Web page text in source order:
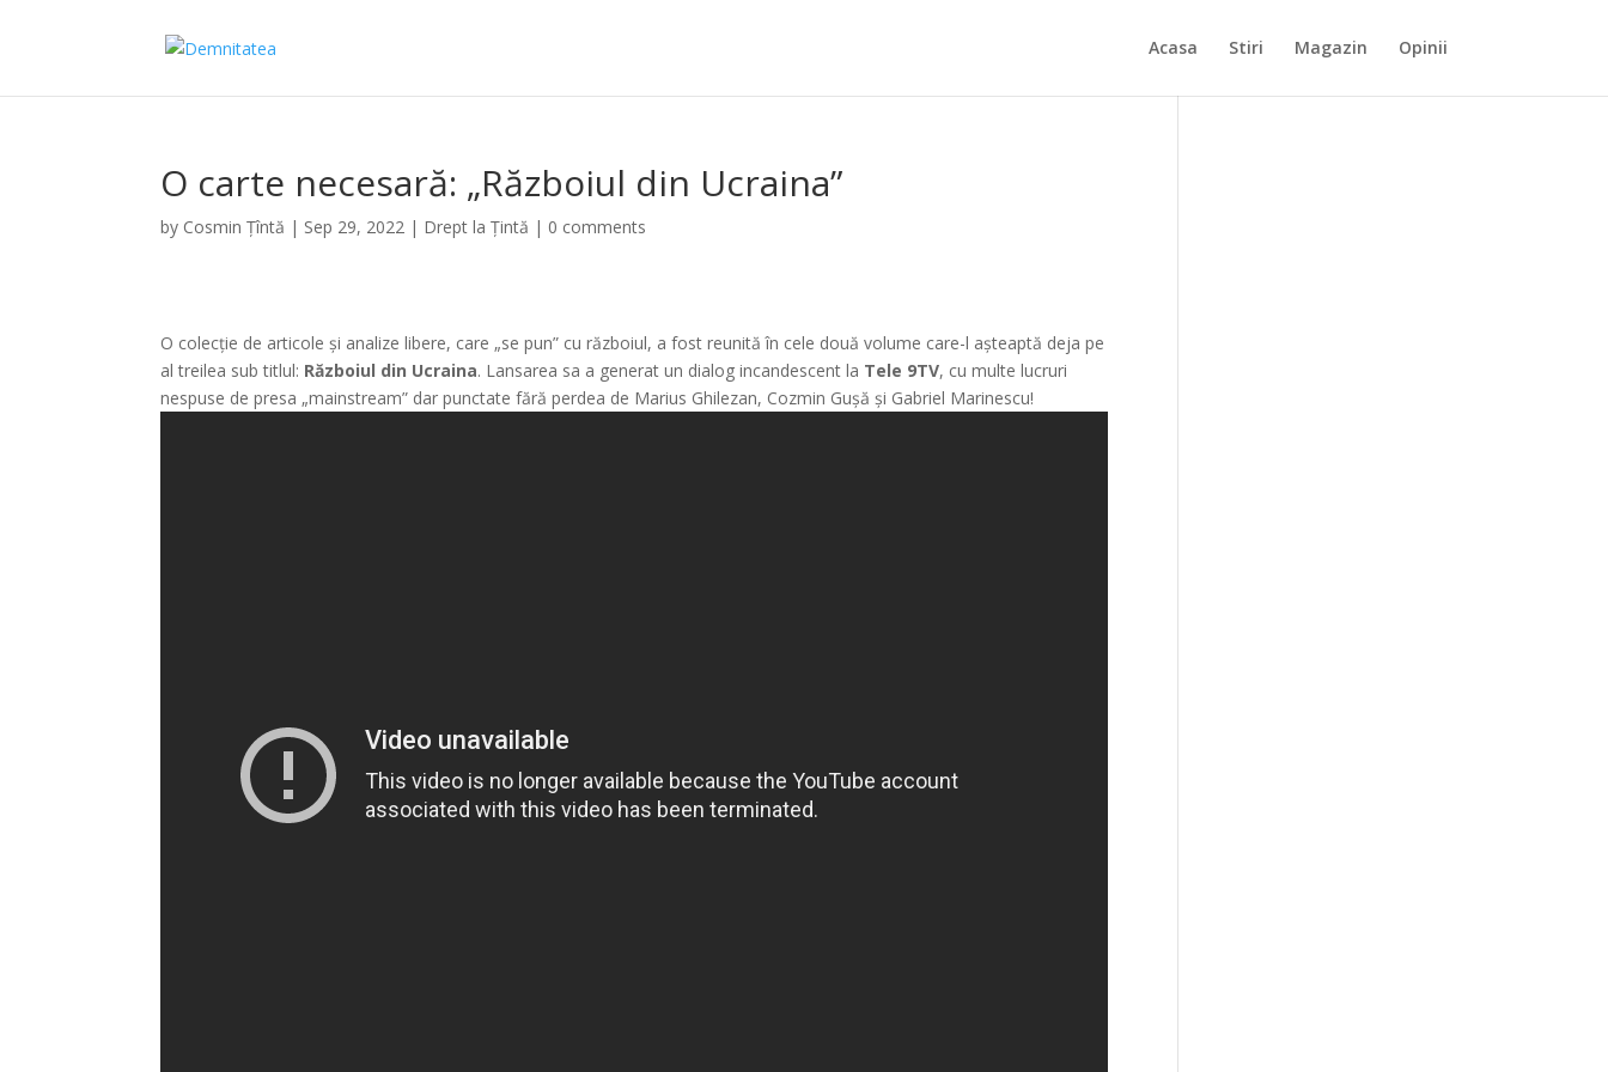
Acasa Stiri Magazin Opinii
O carte necesară: „Războiul din Ucraina”
by Cosmin Țîntă | Sep 29, 2022 | Drept la Țintă | 0 comments
O colecție de articole și analize libere, care „se pun” cu războiul, a fost reunită în cele două volume care-l așteaptă deja pe
al treilea sub titlul: Războiul din Ucraina. Lansarea sa a generat un dialog incandescent la Tele 9TV, cu multe lucruri
nespuse de presa „mainstream” dar punctate fără perdea de Marius Ghilezan, Cozmin Gușă și Gabriel Marinescu!